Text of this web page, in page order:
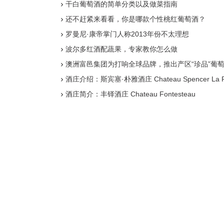
干白葡萄酒的简单分类以及做菜指南
还不赶紧来看看，你是哪款个性桃红葡萄酒？
罗曼尼·康帝掌门人称2013年份不太理想
波尔多红酒配蔬果，专家教你怎么做
澳洲富邑集团为打响全球品牌，推出产区“珍品”葡
酒庄介绍：斯宾塞·朴雅酒庄 Chateau Spencer La
酒庄简介：丰铎酒庄 Chateau Fontesteau